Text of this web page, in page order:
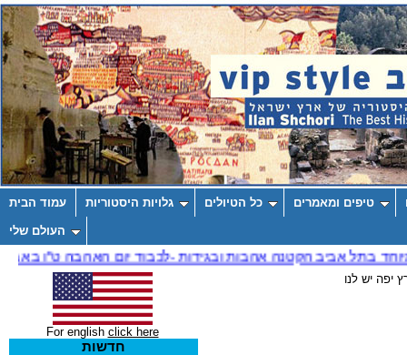
עמוד הבית גלויות היסטוריות כל הטיולים טיפים ומאמרים
העולם שלי
יפה יש לנו
For english click here
חדשות